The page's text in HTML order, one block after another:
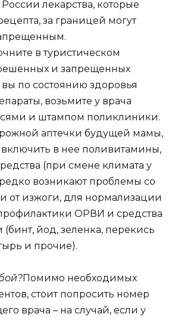
лекарства, которые
за границей могут
в туристическом
и запрещенных
вы по состоянию здоровья
возьмите у врача
и штампом поликлиники.
аптечки будущей мамы,
в нее поливитамины,
(при смене климата у
возникают проблемы со
от изжоги, для нормализации
ОРВИ и средства
йод, зеленка, перекись
и прочие).
Помимо необходимых
стоит попросить номер
врача – на случай, если у